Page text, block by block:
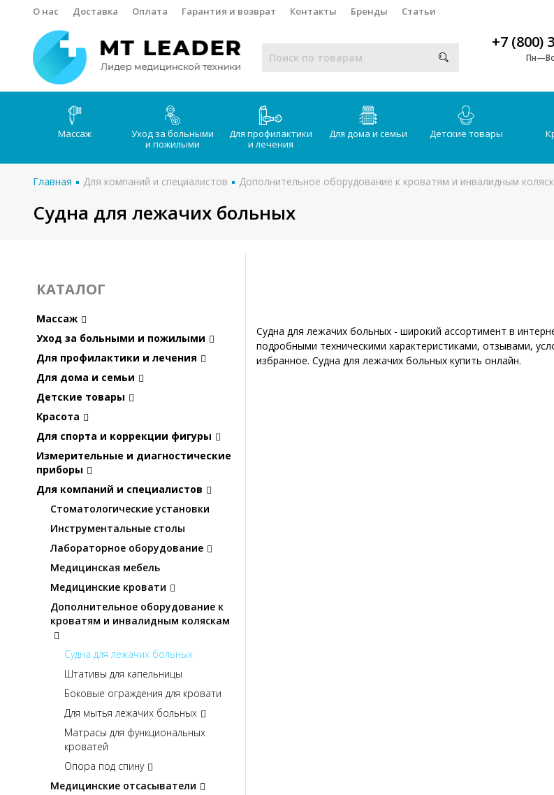
О нас Доставка Оплата Гарантия и возврат Контакты Бренды Статьи
+7 (800)
Массаж
Уход за больными
и пожилыми
Для профилактики
и лечения
Для дома и семьи Детские товары
Главная Для компаний и специалистов Дополнительное оборудование к кроватям и инвалидным
Судна для лежачих больных
КАТАЛОГ
Массаж
Уход за больными и пожилыми
Для профилактики и лечения
Для дома и семьи
Детские товары
Красота
Для спорта и коррекции фигуры
Измерительные и диагностические
приборы
Для компаний и специалистов
Стоматологические установки
Инструментальные столы
Лабораторное оборудование
Медицинская мебель
Медицинские кровати
Дополнительное оборудование к
кроватям и инвалидным коляскам
Судна для лежачих больных
Штативы для капельницы
Боковые ограждения для кровати
Для мытья лежачих больных
Матрасы для функциональных
кроватей
Опора под спину
Медицинские отсасыватели
Судна для лежачих больных - широкий ассортимент в
подробными техническими характеристиками, отзывами,
избранное. Судна для лежачих больных купить онлайн.